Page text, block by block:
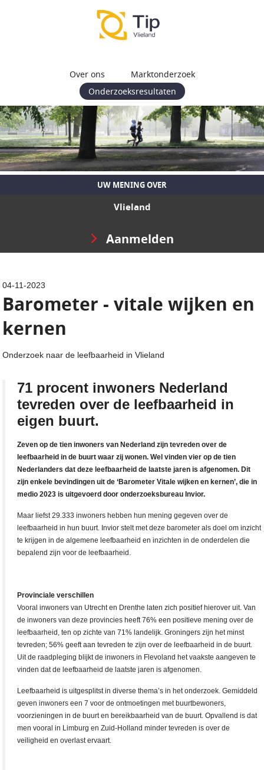
Over ons
Marktonderzoek
Onderzoeksresultaten
UW MENING OVER
Vlieland
Aanmelden
04-11-2023
Barometer - vitale wijken en
kernen
Onderzoek naar de leefbaarheid in Vlieland
71 procent inwoners Nederland
tevreden over de leefbaarheid in
eigen buurt.
Zeven op de tien inwoners van Nederland zijn tevreden over de
leefbaarheid in de buurt waar zij wonen. Wel vinden vier op de tien
Nederlanders dat deze leefbaarheid de laatste jaren is afgenomen. Dit
zijn enkele bevindingen uit de ‘Barometer Vitale wijken en kernen’, die in
medio 2023 is uitgevoerd door onderzoeksbureau Invior.
Maar liefst 29.333 inwoners hebben hun mening gegeven over de
leefbaarheid in hun buurt. Invior stelt met deze barometer als doel om inzicht
te krijgen in de algemene leefbaarheid en inzichten in de onderdelen die
bepalend zijn voor de leefbaarheid.
Provinciale verschillen
Vooral inwoners van Utrecht en Drenthe laten zich positief hierover uit. Van
de inwoners van deze provincies heeft 76% een positieve mening over de
leefbaarheid, ten op zichte van 71% landelijk. Groningers zijn het minst
tevreden; 56% geeft aan tevreden te zijn over de leefbaarheid in de buurt.
Uit de raadpleging blijkt de inwoners in Flevoland het vaakste aangeven te
vinden dat de leefbaarheid de laatste jaren is afgenomen.
Leefbaarheid is uitgesplitst in diverse thema’s in het onderzoek. Gemiddeld
geven inwoners een 7 voor de ontmoetingen met buurtbewoners,
voorzieningen in de buurt en bereikbaarheid van de buurt. Opvallend is dat
men vooral in Limburg en Zuid-Holland minder tevreden is over de
veiligheid en overlast ervaart.